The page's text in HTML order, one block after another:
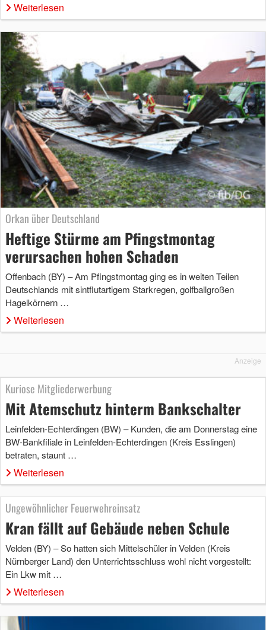
Weiterlesen
Orkan über Deutschland
Heftige Stürme am Pfingstmontag
verursachen hohen Schaden
Offenbach (BY) – Am Pfingstmontag ging es in weiten Teilen
Deutschlands mit sintflutartigem Starkregen, golfballgroßen
Hagelkörnern …
Weiterlesen
Anzeige
Kuriose Mitgliederwerbung
Mit Atemschutz hinterm Bankschalter
Leinfelden-Echterdingen (BW) – Kunden, die am Donnerstag eine
BW-Bankfiliale in Leinfelden-Echterdingen (Kreis Esslingen)
betraten, staunt …
Weiterlesen
Ungewöhnlicher Feuerwehreinsatz
Kran fällt auf Gebäude neben Schule
Velden (BY) – So hatten sich Mittelschüler in Velden (Kreis
Nürnberger Land) den Unterrichtsschluss wohl nicht vorgestellt:
Ein Lkw mit …
Weiterlesen